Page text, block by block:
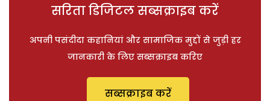
सरिता डिजिटल सब्सक्राइब करें
अपनी पसंदीदा कहानियां और सामाजिक मुद्दों से जुड़ी हर
जानकारी के लिए सब्सक्राइब करिए
सब्सक्राइब करें